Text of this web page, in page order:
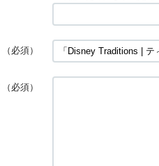
（必須）
（必須）